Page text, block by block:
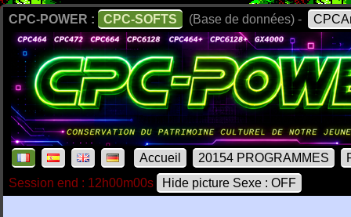
CPC-POWER : CPC-SOFTS (Base de données) -
Accueil 20154 PROGRAMMES
Session end : 12h00m00s
Hide picture Sexe : OFF